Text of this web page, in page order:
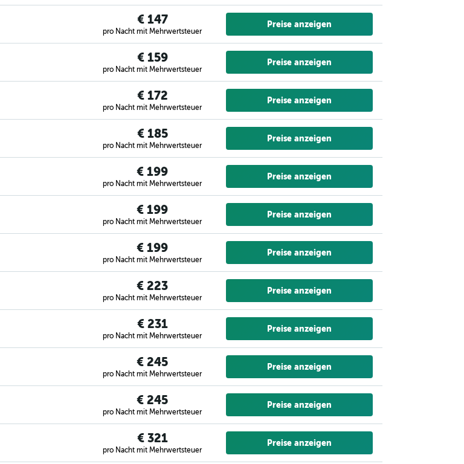
€ 147
pro Nacht mit Mehrwertsteuer
Preise anzeigen
€ 159
pro Nacht mit Mehrwertsteuer
Preise anzeigen
€ 172
pro Nacht mit Mehrwertsteuer
Preise anzeigen
€ 185
pro Nacht mit Mehrwertsteuer
Preise anzeigen
€ 199
pro Nacht mit Mehrwertsteuer
Preise anzeigen
€ 199
pro Nacht mit Mehrwertsteuer
Preise anzeigen
€ 199
pro Nacht mit Mehrwertsteuer
Preise anzeigen
€ 223
pro Nacht mit Mehrwertsteuer
Preise anzeigen
€ 231
pro Nacht mit Mehrwertsteuer
Preise anzeigen
€ 245
pro Nacht mit Mehrwertsteuer
Preise anzeigen
€ 245
pro Nacht mit Mehrwertsteuer
Preise anzeigen
€ 321
pro Nacht mit Mehrwertsteuer
Preise anzeigen